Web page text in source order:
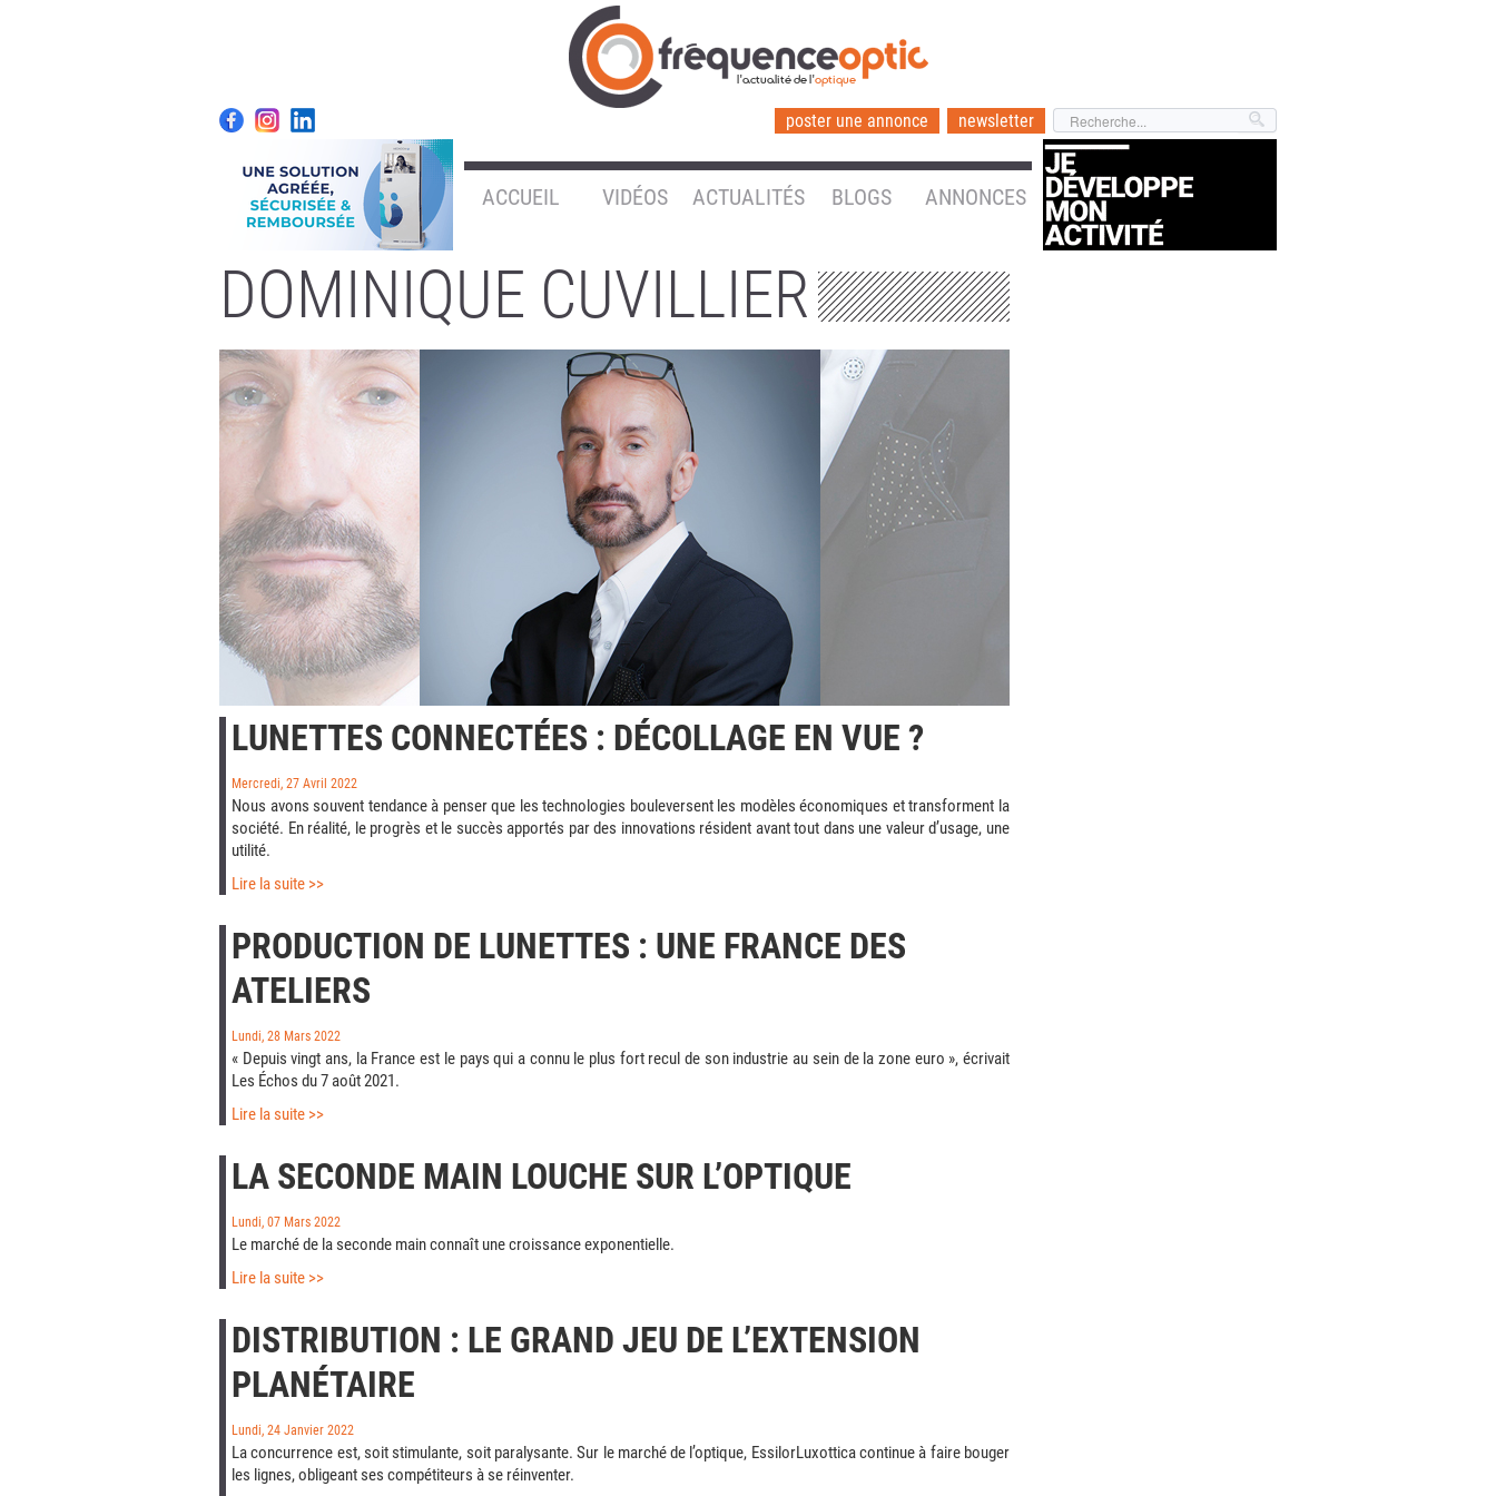
l'actualité de l'optique
poster une annonce newsletter
ACCUEIL VIDÉOS ACTUALITÉS BLOGS ANNONCES
DOMINIQUE CUVILLIER
LUNETTES CONNECTÉES : DÉCOLLAGE EN VUE ?
Mercredi, 27 Avril 2022
Nous avons souvent tendance à penser que les technologies bouleversent les modèles économiques et transforment la
société. En réalité, le progrès et le succès apportés par des innovations résident avant tout dans une valeur d’usage, une
utilité.
Lire la suite >>
PRODUCTION DE LUNETTES : UNE FRANCE DES
ATELIERS
Lundi, 28 Mars 2022
« Depuis vingt ans, la France est le pays qui a connu le plus fort recul de son industrie au sein de la zone euro », écrivait
Les Échos du 7 août 2021.
Lire la suite >>
LA SECONDE MAIN LOUCHE SUR L’OPTIQUE
Lundi, 07 Mars 2022
Le marché de la seconde main connaît une croissance exponentielle.
Lire la suite >>
DISTRIBUTION : LE GRAND JEU DE L’EXTENSION
PLANÉTAIRE
Lundi, 24 Janvier 2022
La concurrence est, soit stimulante, soit paralysante. Sur le marché de l’optique, EssilorLuxottica continue à faire bouger
les lignes, obligeant ses compétiteurs à se réinventer.